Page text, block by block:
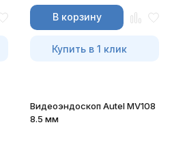
В корзину
Купить в 1 клик
Видеоэндоскоп Autel MV108
8.5 мм